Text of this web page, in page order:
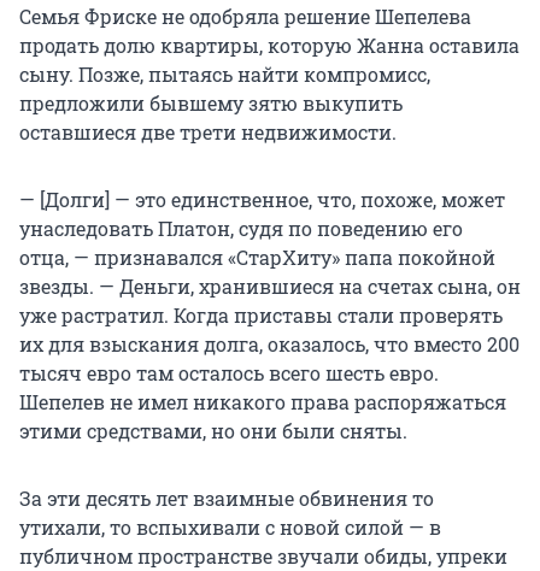
Семья Фриске не одобряла решение Шепелева
продать долю квартиры, которую Жанна оставила
сыну. Позже, пытаясь найти компромисс,
предложили бывшему зятю выкупить
оставшиеся две трети недвижимости.
— [Долги] — это единственное, что, похоже, может
унаследовать Платон, судя по поведению его
отца, — признавался «СтарХиту» папа покойной
звезды. — Деньги, хранившиеся на счетах сына, он
уже растратил. Когда приставы стали проверять
их для взыскания долга, оказалось, что вместо 200
тысяч евро там осталось всего шесть евро.
Шепелев не имел никакого права распоряжаться
этими средствами, но они были сняты.
За эти десять лет взаимные обвинения то
утихали, то вспыхивали с новой силой — в
публичном пространстве звучали обиды, упреки